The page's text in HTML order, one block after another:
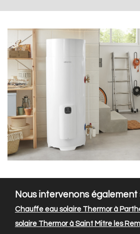
Nous intervenons également
Chauffe eau solaire Thermor à
solaire Thermor à Saint Mitre les